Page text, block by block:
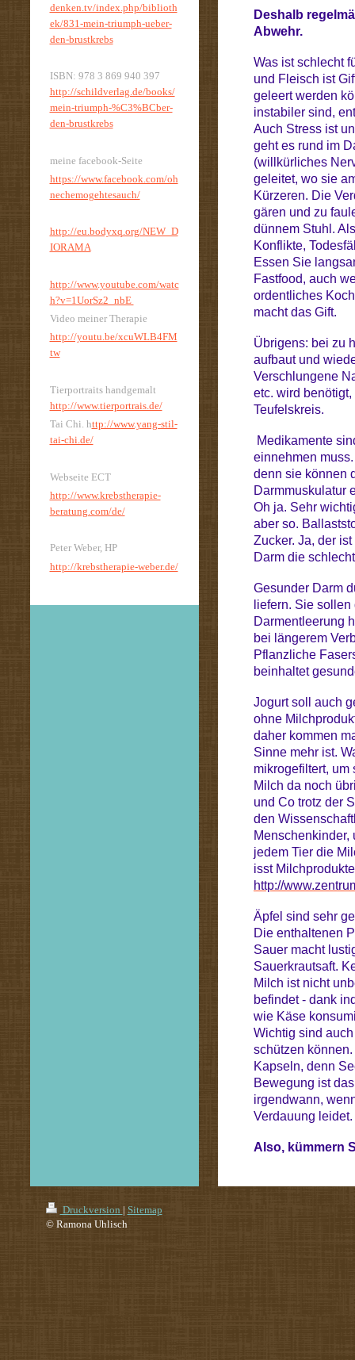
Deshalb
Abwehr.
Was ist schlecht
und Fleisch ist
geleert werden
instabiler sind,
Auch Stress ist
geht es rund im
(willkürliches
geleitet, wo sie
Kürzeren. Die
gären und zu
dünnem Stuhl.
Konflikte,
Essen Sie
Fastfood, auch
ordentliches
macht das Gift.
Übrigens: bei zu
aufbaut und
Verschlungene
etc. wird
Teufelskreis.
Medikamente
einnehmen
denn sie können
Darmmuskulatur
Oh ja. Sehr
aber so.
Zucker. Ja, der
Darm die
Gesunder Darm
liefern. Sie
Darmentleerung
bei längerem
Pflanzliche
beinhaltet
Jogurt soll auch
ohne
daher kommen
Sinne mehr ist.
mikrogefiltert, um
Milch da noch
und Co trotz der
den
jedem Tier die
isst
http://
Äpfel sind sehr
Die enthaltenen
Sauer macht
Sauerkrautsaft.
Milch ist nicht
befindet - dank
wie Käse
Wichtig sind
schützen
Kapseln, denn
Bewegung ist
irgendwann,
Verdauung
Also, kümmern
denken.tv/index.php/biblioth
ek/831-mein-triumph-ueber-
den-brustkrebs
ISBN: 978 3 869 940 397
http://schildverlag.de/books/
mein-triumph-%C3%BCber-
den-brustkrebs
meine facebook-Seite
https://www.facebook.com/oh
nechemogehtesauch/
http://eu.bodyxq.org/NEW_D
IORAMA
http://www.youtube.com/watc
h?v=1UorSz2_nbE
Video meiner Therapie
http://youtu.be/xcuWLB4FM
tw
Tierportraits handgemalt
http://www.tierportrais.de/
Tai Chi. http://www.yang-stil-
tai-chi.de/
Webseite ECT
http://www.krebstherapie-
beratung.com/de/
Peter Weber, HP
http://krebstherapie-weber.de/
Druckversion | Sitemap
© Ramona Uhlisch